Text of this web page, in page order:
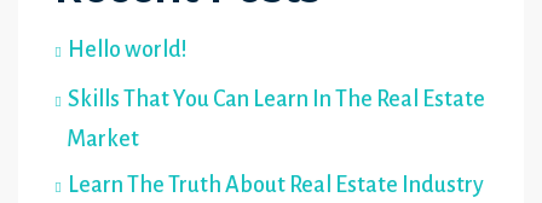
Hello world!
Skills That You Can Learn In The Real Estate
Market
Learn The Truth About Real Estate Industry